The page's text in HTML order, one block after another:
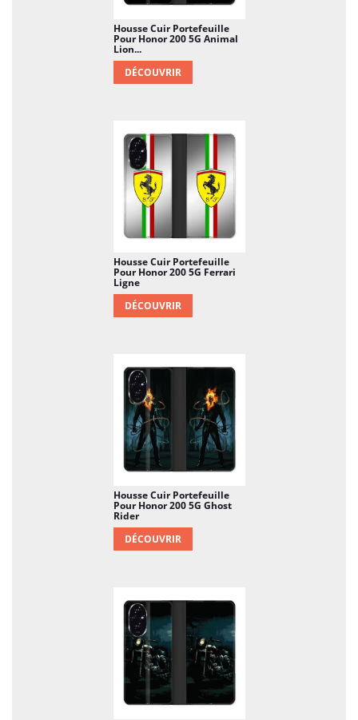
Housse Cuir Portefeuille
Pour Honor 200 5G Animal
Lion...
DÉCOUVRIR
Housse Cuir Portefeuille
Pour Honor 200 5G Ferrari
Ligne
DÉCOUVRIR
Housse Cuir Portefeuille
Pour Honor 200 5G Ghost
Rider
DÉCOUVRIR